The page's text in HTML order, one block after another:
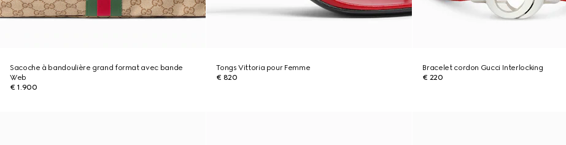
Sacoche à bandoulière grand format avec bande
Web
€ 1.900
Tongs Vittoria pour Femme
€ 820
Bracelet cordon Gucci Interlocking
€ 220